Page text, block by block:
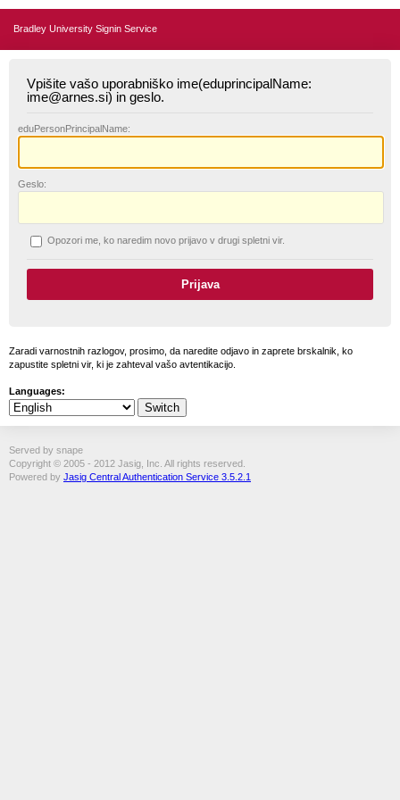
Bradley University Signin Service
Vpišite vašo uporabniško ime(eduprincipalName:
ime@arnes.si) in geslo.
eduPersonPrincipalName:
Geslo:
Opozori me, ko naredim novo prijavo v drugi spletni vir.
Zaradi varnostnih razlogov, prosimo, da naredite odjavo in zaprete brskalnik, ko
zapustite spletni vir, ki je zahteval vašo avtentikacijo.
Languages:
Served by snape
Copyright © 2005 - 2012 Jasig, Inc. All rights reserved.
Powered by Jasig Central Authentication Service 3.5.2.1